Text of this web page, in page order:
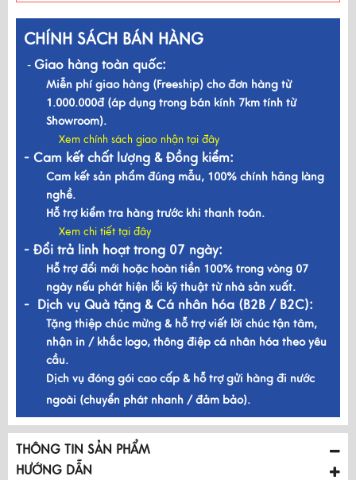
CHÍNH SÁCH BÁN HÀNG
- Giao hàng toàn quốc:
Miễn phí giao hàng (Freeship) cho đơn hàng từ
1.000.000đ (áp dụng trong bán kính 7km tính từ
Showroom).
Xem chính sách giao nhận tại đây
- Cam kết chất lượng & Đồng kiểm:
Cam kết sản phẩm đúng mẫu, 100% chính hãng làng
nghề.
Hỗ trợ kiểm tra hàng trước khi thanh toán.
Xem chi tiết tại đây
- Đổi trả linh hoạt trong 07 ngày:
Hỗ trợ đổi mới hoặc hoàn tiền 100% trong vòng 07
ngày nếu phát hiện lỗi kỹ thuật từ nhà sản xuất.
- Dịch vụ Quà tặng & Cá nhân hóa (B2B / B2C):
Tặng thiệp chúc mừng & hỗ trợ viết lời chúc tận tâm,
nhận in / khắc logo, thông điệp cá nhân hóa theo yêu
cầu.
Dịch vụ đóng gói cao cấp & hỗ trợ gửi hàng đi nước
ngoài (chuyển phát nhanh / đảm bảo).
THÔNG TIN SẢN PHẨM
HƯỚNG DẪN